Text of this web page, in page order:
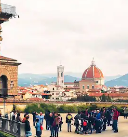
vers le haut et vers le bas, ou